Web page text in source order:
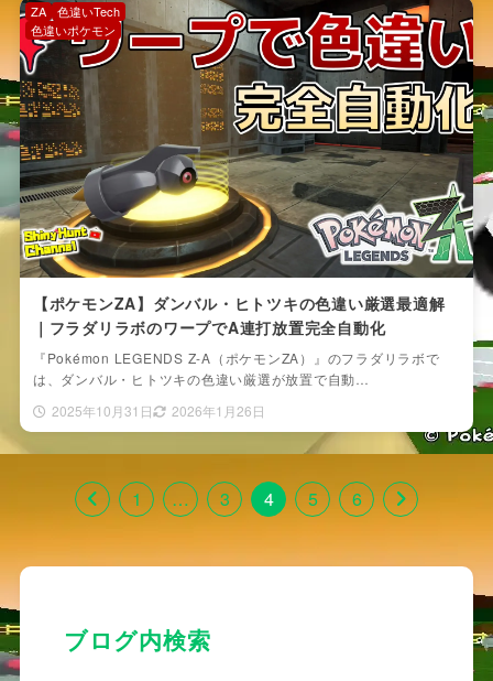
【ポケモンZA】ダンバル・ヒトツキの色違い厳選最適解
｜フラダリラボのワープでA連打放置完全自動化
『Pokémon LEGENDS Z-A（ポケモンZA）』のフラダリラボで
は、ダンバル・ヒトツキの色違い厳選が放置で自動…
2025年10月31日
2026年1月26日
ZA
色違いTech
色違いポケモン
1 … 3 4 5 6
ブログ内検索